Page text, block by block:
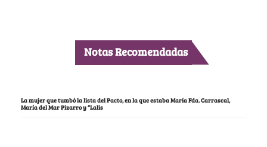
Notas Recomendadas
La mujer que tumbó la lista del Pacto, en la que estaba María Fda. Carrascal,
María del Mar Pizarro y “Lalis